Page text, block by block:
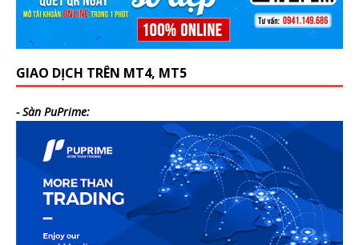
GIAO DỊCH TRÊN MT4, MT5
- Sàn PuPrime: